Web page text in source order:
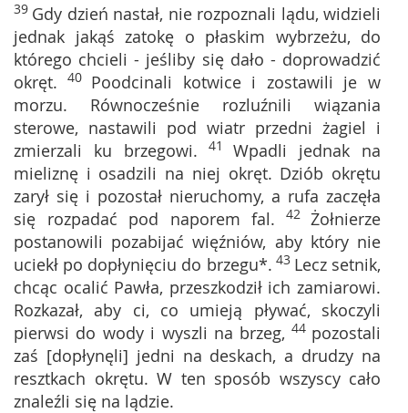
39 Gdy dzień nastał, nie rozpoznali lądu, widzieli
jednak jakąś zatokę o płaskim wybrzeżu, do
którego chcieli - jeśliby się dało - doprowadzić
okręt. 40 Poodcinali kotwice i zostawili je w
morzu. Równocześnie rozluźnili wiązania
sterowe, nastawili pod wiatr przedni żagiel i
zmierzali ku brzegowi. 41Wpadli jednak na
mieliznę i osadzili na niej okręt. Dziób okrętu
zarył się i pozostał nieruchomy, a rufa zaczęła
się rozpadać pod naporem fal. 42 Żołnierze
postanowili pozabijać więźniów, aby który nie
uciekł po dopłynięciu do brzegu*. 43 Lecz setnik,
chcąc ocalić Pawła, przeszkodził ich zamiarowi.
Rozkazał, aby ci, co umieją pływać, skoczyli
pierwsi do wody i wyszli na brzeg, 44 pozostali
zaś [dopłynęli] jedni na deskach, a drudzy na
resztkach okrętu. W ten sposób wszyscy cało
znaleźli się na lądzie.